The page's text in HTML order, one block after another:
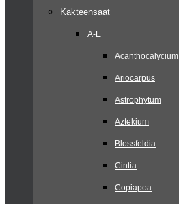
Kakteensaat
A-E
Acanthocalycium
Ariocarpus
Astrophytum
Aztekium
Blossfeldia
Cintia
Copiapoa